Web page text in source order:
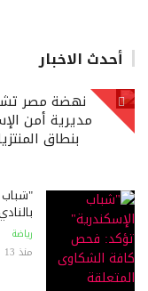
أحدث الاخبار
نهضة مصر
مديرية أمن
بنطاق
"شباب
رياضة
منذ 13 ساعة